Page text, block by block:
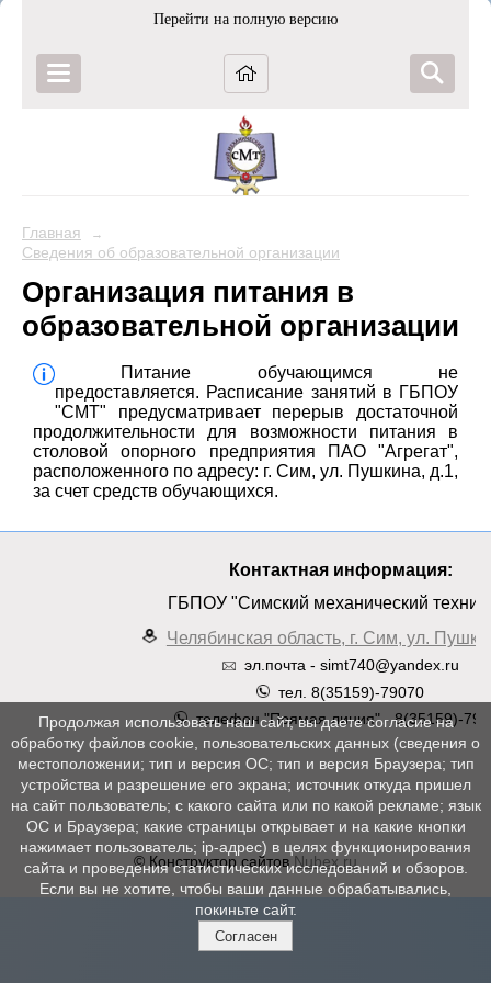
Перейти на полную версию
Главная →
Сведения об образовательной организации
Организация питания в
образовательной организации
Питание обучающимся не
предоставляется. Расписание занятий в ГБПОУ
"СМТ" предусматривает перерыв достаточной
продолжительности для возможности питания в
столовой опорного предприятия ПАО "Агрегат",
расположенного по адресу: г. Сим, ул. Пушкина, д.1,
за счет средств обучающихся.
Контактная информация:
ГБПОУ "Симский механический
Челябинская область, г. Сим, ул.
эл.почта - simt740@yandex.ru
тел. 8(35159)-79070
телефон "Прямая линия" - 8(35159)-
© Конструктор сайтовNubex.ru
Продолжая использовать наш сайт, вы даете согласие на
обработку файлов cookie, пользовательских данных (сведения о
местоположении; тип и версия ОС; тип и версия Браузера; тип
устройства и разрешение его экрана; источник откуда пришел
на сайт пользователь; с какого сайта или по какой рекламе; язык
ОС и Браузера; какие страницы открывает и на какие кнопки
нажимает пользователь; ip-адрес) в целях функционирования
сайта и проведения статистических исследований и обзоров.
Если вы не хотите, чтобы ваши данные обрабатывались,
покиньте сайт.
Согласен